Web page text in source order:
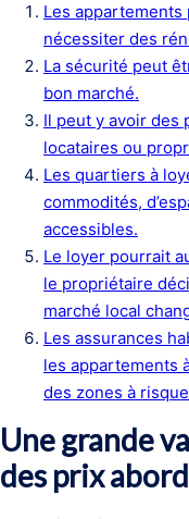
Les
nécessiter des
La sécurité peut
bon marché.
Il peut y avoir des
locataires ou
Les quartiers à
commodités,
accessibles.
Le loyer pourrait
le propriétaire
marché local
Les assurances
les appartements
des zones à
Une grande
des prix